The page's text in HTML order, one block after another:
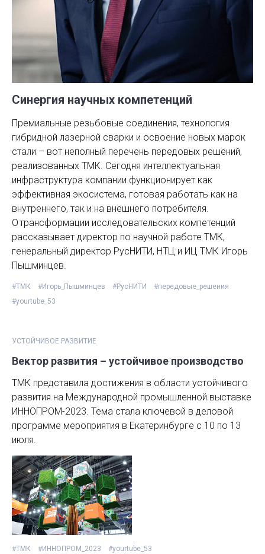
Синергия научных компетенций
Премиальные резьбовые соединения, технология
гибридной лазерной сварки и освоение новых марок
стали – вот неполный перечень передовых решений,
реализованных ТМК. Сегодня интеллектуальная
инфраструктура компании функционирует как
эффективная экосистема, готовая работать как на
внутреннего, так и на внешнего потребителя.
О трансформации исследовательских компетенций
рассказывает директор по научной работе ТМК,
генеральный директор РусНИТИ, НТЦ и ИЦ ТМК Игорь
Пышминцев.
#ТМК #Игорь_Пышминцев #РусНИТИ
#передовые_решения
#yourtube_53
УСТОЙЧИВОЕ РАЗВИТИЕ
Вектор развития – устойчивое производство
ТМК представила достижения в области устойчивого
развития на Международной промышленной выставке
ИННОПРОМ-2023. Тема стала ключевой в деловой
программе мероприятия в Екатеринбурге с 10 по 13
июля.
#ТМК #ИННОПРОМ_2023 #yourtube_53